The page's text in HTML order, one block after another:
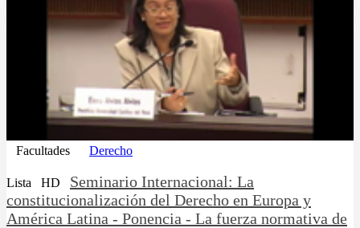
Facultades Derecho
Lista HD
Seminario Internacional: La
constitucionalización del Derecho en Europa y
América Latina - Ponencia - La fuerza normativa de